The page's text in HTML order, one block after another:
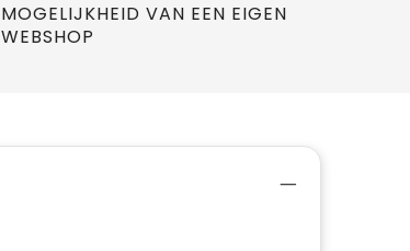
MOGELIJKHEID VAN EEN EIGEN
WEBSHOP